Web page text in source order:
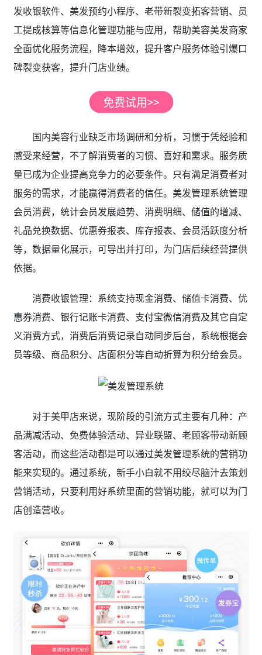
发收银软件、美发预约小程序、老带新裂变拓客营销、员
工提成核算等信息化管理功能与应用，帮助美容美发商家
全面优化服务流程，降本增效，提升客户服务体验引爆口
碑裂变获客，提升门店业绩。
国内美容行业缺乏市场调研和分析，习惯于凭经验和
感受来经营，不了解消费者的习惯、喜好和需求。服务质
量已成为企业提高竞争力的必要条件。只有满足消费者对
服务的需求，才能赢得消费者的信任。美发管理系统管理
会员消费，统计会员发展趋势、消费明细、储值的增减、
礼品兑换数据、优惠券报表、库存报表、会员活跃度分析
等，数据量化展示，可导出并打印，为门店后续经营提供
依据。
消费收银管理：系统支持现金消费、储值卡消费、优
惠券消费、银行记账卡消费、支付宝微信消费及其它自定
义消费方式，消费后消费记录自动同步后台，系统根据会
员等级、商品积分、店面积分等自动折算为积分给会员。
对于美甲店来说，现阶段的引流方式主要有几种：产
品满减活动、免费体验活动、异业联盟、老顾客带动新顾
客活动，而这些活动都是可以通过美发管理系统的营销功
能来实现的。通过系统，新手小白就不用绞尽脑汁去策划
营销活动，只要利用好系统里面的营销功能，就可以为门
店创造营收。